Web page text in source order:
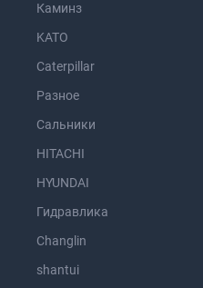
Каминз
KATO
Caterpillar
Разное
Сальники
HITACHI
HYUNDAI
Гидравлика
Changlin
shantui